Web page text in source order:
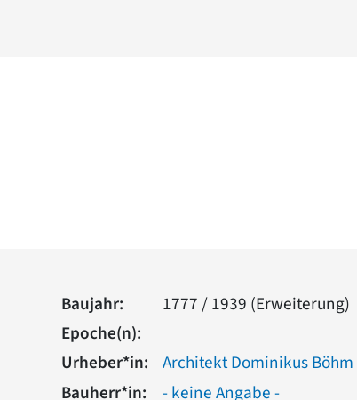
Baujahr:
1777 / 1939 (Erweiterung)
Epoche(n):
Urheber*in:
Architekt Dominikus Böhm
Bauherr*in:
- keine Angabe -